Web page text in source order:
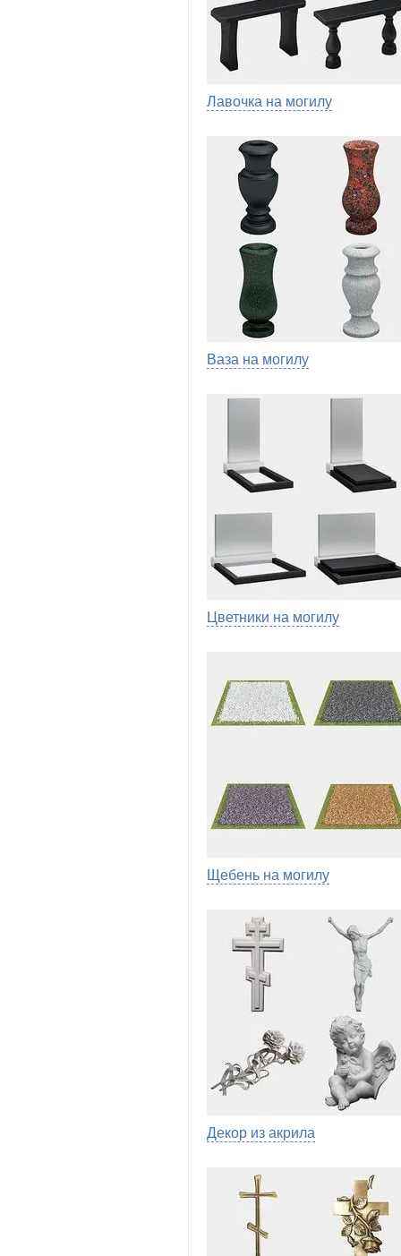
Лавочка на могилу
Ваза на могилу
Цветники на могилу
Щебень на могилу
Декор из акрила